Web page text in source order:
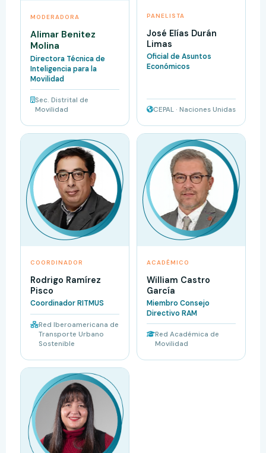
MODERADORA
Alimar Benitez
Molina
Directora Técnica de
Inteligencia para la
Movilidad
Sec. Distrital de
Movilidad
PANELISTA
José Elías Durán
Limas
Oficial de Asuntos
Económicos
CEPAL · Naciones Unidas
COORDINADOR
Rodrigo Ramírez
Pisco
Coordinador RITMUS
Red Iberoamericana de
Transporte Urbano
Sostenible
ACADÉMICO
William Castro
García
Miembro Consejo
Directivo RAM
Red Académica de
Movilidad